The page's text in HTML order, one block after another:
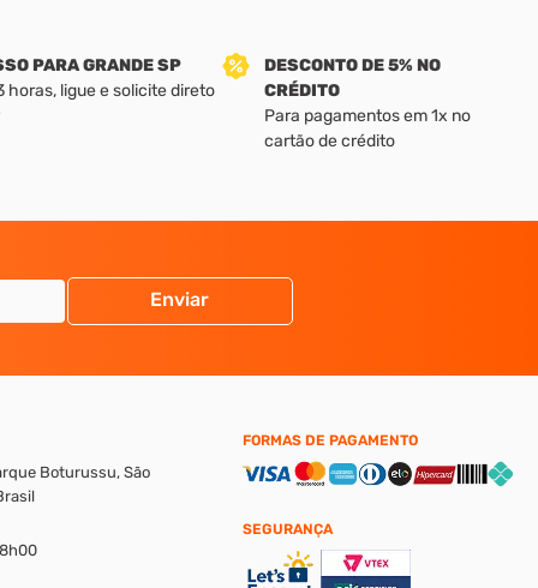
PARA GRANDE SP
horas, ligue e solicite direto
DESCONTO DE 5% NO
CRÉDITO
Para pagamentos em 1x no
cartão de crédito
Enviar
Boturussu, São
FORMAS DE PAGAMENTO
SEGURANÇA